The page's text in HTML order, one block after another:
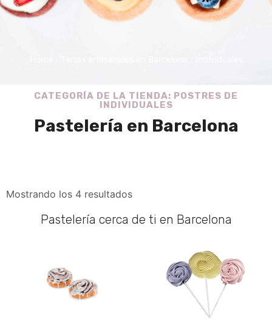
CATEGORÍA DE LA TIENDA: POSTRES DE
INDIVIDUALES
Pastelería en Barcelona
Mostrando los 4 resultados
Pastelería cerca de ti en Barcelona